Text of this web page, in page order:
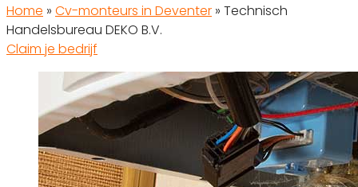
Home » Cv-monteurs in Deventer » Technisch
Handelsbureau DEKO B.V.
Claim je bedrijf